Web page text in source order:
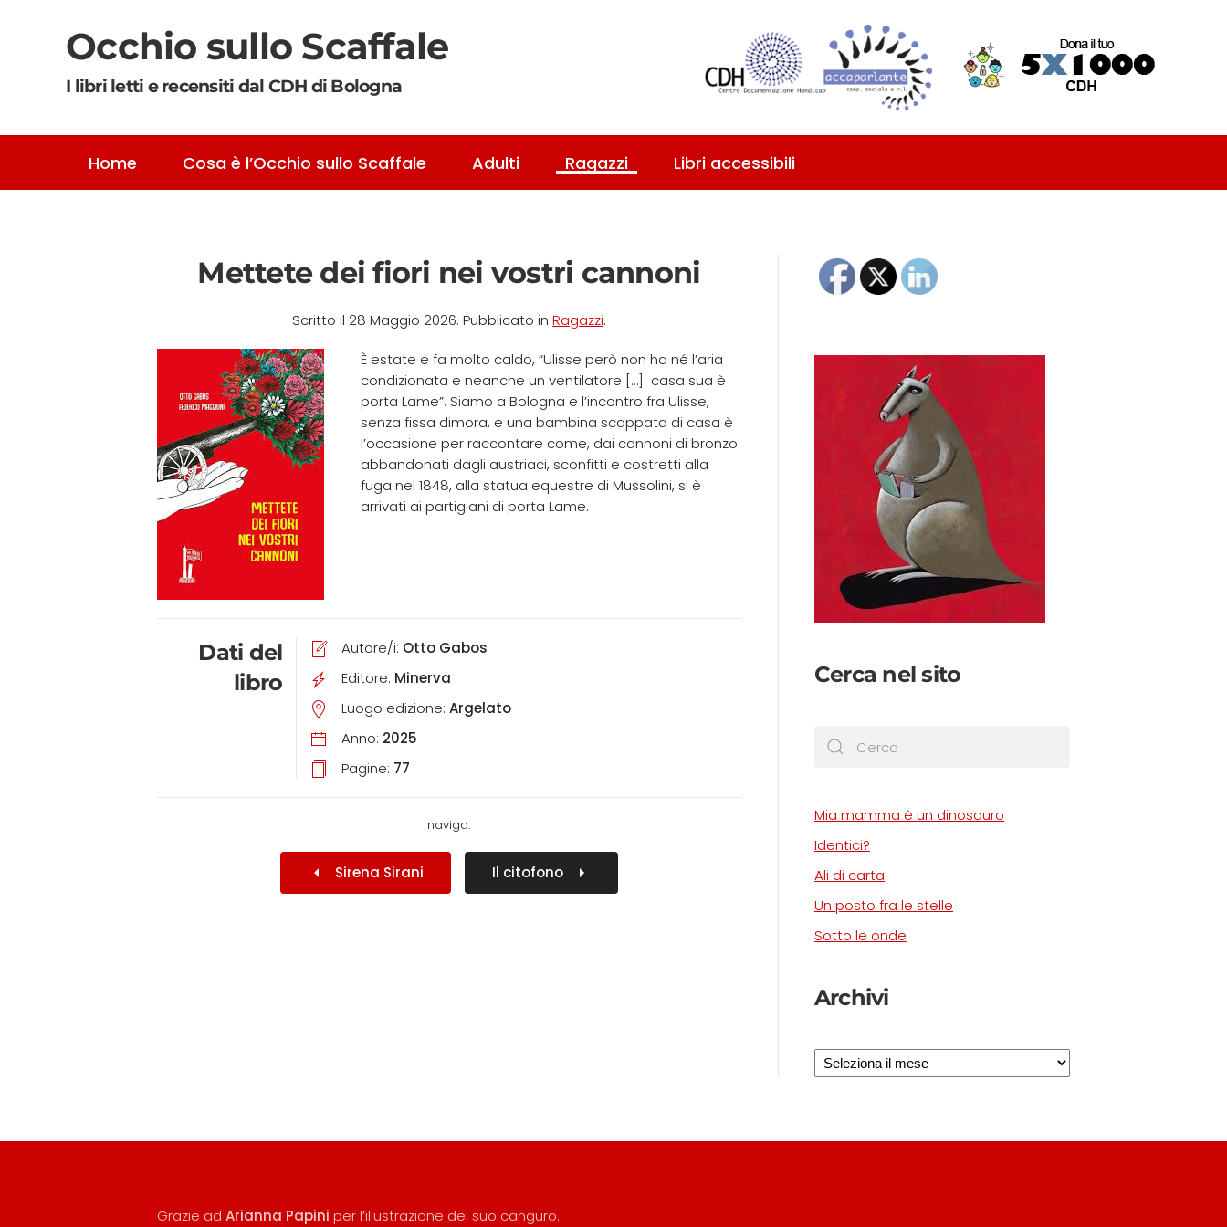
Skip to main content
Occhio sullo Scaffale
I libri letti e recensiti dal CDH di Bologna
Home Cosa è l’Occhio sullo Scaffale Adulti Ragazzi Libri accessibili
Mettete dei fiori nei vostri cannoni
Scritto il 28 Maggio 2026. Pubblicato in Ragazzi.
È estate e fa molto caldo, “Ulisse però non ha né l’aria
condizionata e neanche un ventilatore […] casa sua è
porta Lame”. Siamo a Bologna e l’incontro fra Ulisse,
senza fissa dimora, e una bambina scappata di casa è
l’occasione per raccontare come, dai cannoni di bronzo
abbandonati dagli austriaci, sconfitti e costretti alla
fuga nel 1848, alla statua equestre di Mussolini, si è
arrivati ai partigiani di porta Lame.
Dati del
libro
Autore/i: Otto Gabos
Editore: Minerva
Luogo edizione:Argelato
Anno: 2025
Pagine: 77
naviga:
Sirena Sirani Il citofono
Cerca nel sito
Mia mamma è un dinosauro
Identici?
Ali di carta
Un posto fra le stelle
Sotto le onde
Archivi
Archivi
Grazie ad Arianna Papini per l’illustrazione del suo canguro.